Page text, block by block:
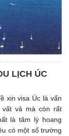
LỊCH ÚC
xin visa Úc là vấn
vất vả mà còn rất
là tâm lý hoang
có một số trường